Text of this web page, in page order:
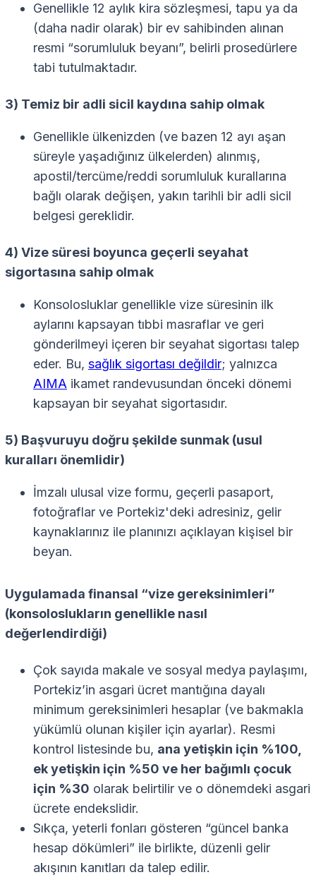
Genellikle 12 aylık kira sözleşmesi, tapu ya da
(daha nadir olarak) bir ev sahibinden alınan
resmi “sorumluluk beyanı”, belirli prosedürlere
tabi tutulmaktadır.
3) Temiz bir adli sicil kaydına sahip olmak
Genellikle ülkenizden (ve bazen 12 ayı aşan
süreyle yaşadığınız ülkelerden) alınmış,
apostil/tercüme/reddi sorumluluk kurallarına
bağlı olarak değişen, yakın tarihli bir adli sicil
belgesi gereklidir.
4) Vize süresi boyunca geçerli seyahat
sigortasına sahip olmak
Konsolosluklar genellikle vize süresinin ilk
aylarını kapsayan tıbbi masraflar ve geri
gönderilmeyi içeren bir seyahat sigortası talep
eder. Bu, sağlık sigortası değildir; yalnızca
AIMA ikamet randevusundan önceki dönemi
kapsayan bir seyahat sigortasıdır.
5) Başvuruyu doğru şekilde sunmak (usul
kuralları önemlidir)
İmzalı ulusal vize formu, geçerli pasaport,
fotoğraflar ve Portekiz'deki adresiniz, gelir
kaynaklarınız ile planınızı açıklayan kişisel bir
beyan.
Uygulamada finansal “vize gereksinimleri”
(konsoloslukların genellikle nasıl
değerlendirdiği)
Çok sayıda makale ve sosyal medya paylaşımı,
Portekiz’in asgari ücret mantığına dayalı
minimum gereksinimleri hesaplar (ve bakmakla
yükümlü olunan kişiler için ayarlar). Resmi
kontrol listesinde bu, ana yetişkin için %100,
ek yetişkin için %50 ve her bağımlı çocuk
için %30 olarak belirtilir ve o dönemdeki asgari
ücrete endekslidir.
Sıkça, yeterli fonları gösteren “güncel banka
hesap dökümleri” ile birlikte, düzenli gelir
akışının kanıtları da talep edilir.